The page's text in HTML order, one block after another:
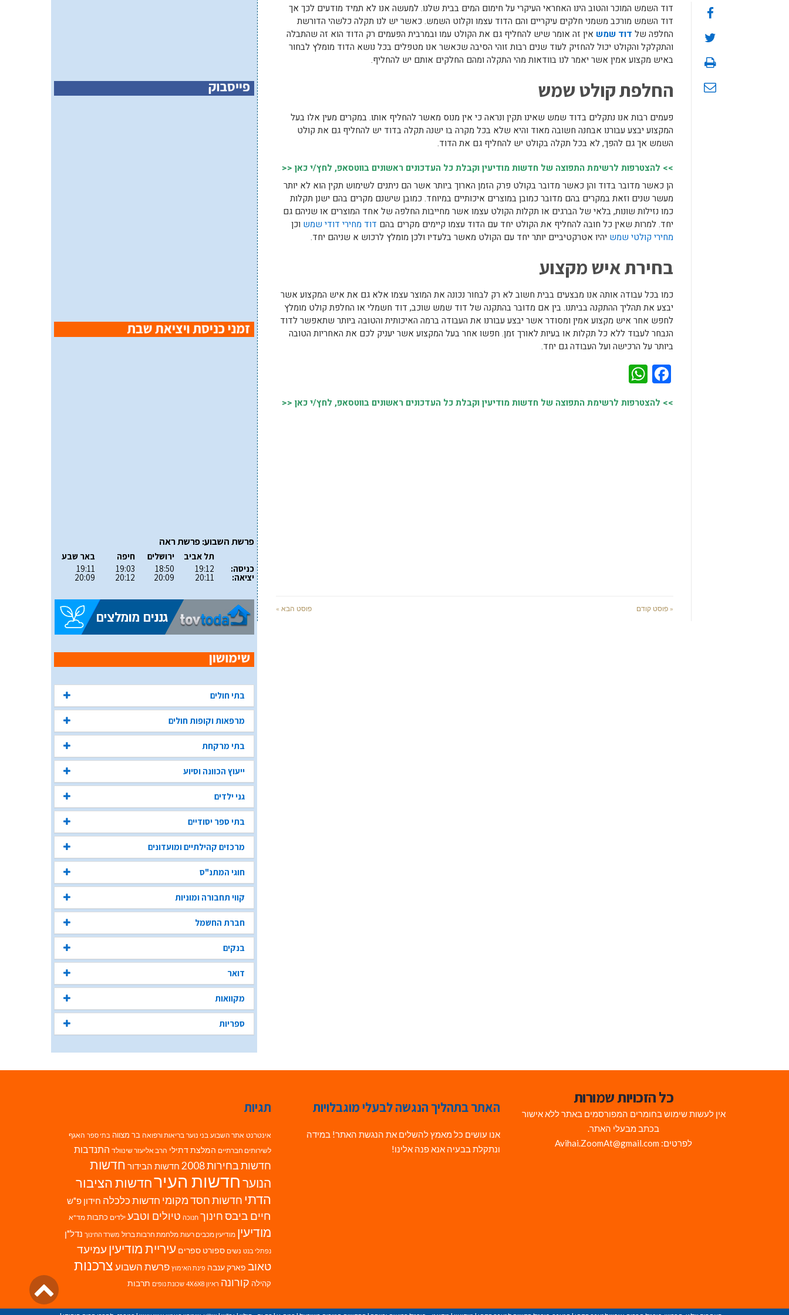
דוד השמש המוכר והטוב הינו האחראי העיקרי על חימום המים בבית שלנו. למעשה אנו לא תמיד מודעים לכך אך
דוד השמש מורכב משמני חלקים עיקריים והם הדוד עצמו וקלוט השמש. כאשר יש לנו תקלה כלשהי הדורשת
החלפה של דוד שמש אין זה אומר שיש להחליף גם את הקולט עמו ובמרבית הפעמים רק הדוד הוא זה שהתבלה
והתקלקל והקולט יכול להחזיק לעוד שנים רבות זוהי הסיבה שכאשר אנו מטפלים בכל נושא הדוד מומלץ לבחור
באיש מקצוע אמין אשר יאמר לנו בוודאות מהי התקלה ומהם החלקים אותם יש להחליף.
החלפת קולט שמש
פעמים רבות אנו נתקלים בדוד שמש שאינו תקין ונראה כי אין מנוס מאשר להחליף אותו. במקרים מעין אלו בעל
המקצוע יבצע עבורנו אבחנה חשובה מאוד והיא שלא בכל מקרה בו ישנה תקלה בדוד יש להחליף גם את קולט
השמש אך גם להפך, לא בכל תקלה בקולט יש להחליף גם את הדוד.
>> להצטרפות לרשימת התפוצה של חדשות מודיעין וקבלת כל העדכונים ראשונים בווטסאפ, לחץ/י כאן <<
הן כאשר מדובר בדוד והן כאשר מדובר בקולט פרק הזמן הארוך ביותר אשר הם ניתנים לשימוש תקין הוא לא יותר
מעשר שנים וזאת במקרים בהם מדובר כמובן במוצרים איכותיים במיוחד. כמובן שישנם מקרים בהם ישנן תקלות
כמו נזילות שונות, בלאי של הברגים או תקלות הקולט עצמו אשר מחייבות החלפה של אחד המוצרים או שניהם גם
יחד. למרות שאין כל חובה להחליף את הקולט יחד עם הדוד עצמו קיימים מקרים בהם דוד מחירי דודי שמש וכן
מחירי קולטי שמש יהיו אטרקטיביים יותר יחד עם הקולט מאשר בלעדיו ולכן מומלץ לרכוש א שניהם יחד.
בחירת איש מקצוע
כמו בכל עבודה אותה אנו מבצעים בבית חשוב לא רק לבחור נכונה את המוצר עצמו אלא גם את איש המקצוע אשר
יבצע את תהליך ההתקנה בביתנו. בין אם מדובר בהתקנה של דוד שמש שוכב, דוד חשמלי או החלפת קולט מומלץ
לחפש אחר איש מקצוע אמין ומסודר אשר יבצע עבורנו את העבודה ברמה האיכותית והטובה ביותר שתאפשר לדוד
הנבחר לעבוד ללא כל תקלות או בעיות לאורך זמן. חפשו אחר בעל המקצוע אשר יעניק לכם את האחריות הטובה
ביותר על הרכישה ועל העבודה גם יחד.
Facebook
>> להצטרפות לרשימת התפוצה של חדשות מודיעין וקבלת כל העדכונים ראשונים בווטסאפ, לחץ/י כאן <<
« פוסט קודם פוסט הבא »
פרשת השבוע: פרשת ראה
כניסה:
יציאה:
תל אביב
19:12
20:11
ירושלים
18:50
20:09
חיפה
19:03
20:12
באר שבע
19:11
20:09
בתי חולים
מרפאות וקופות חולים
בתי מרקחת
ייעוץ הכוונה וסיוע
גני ילדים
בתי ספר יסודיים
מרכזים קהילתיים ומועדונים
חוגי המתנ"ס
קווי תחבורה ומוניות
חברת החשמל
בנקים
דואר
מקוואות
ספריות
כל הזכויות שמורות
אין לעשות שימוש בחומרים המפורסמים באתר ללא אישור
בכתב מבעלי האתר.
לפרטים: Avihai.ZoomAt@gmail.com
האתר בתהליך הנגשה לבעלי מוגבלויות
אנו עושים כל מאמץ להשלים את הנגשת האתר! במידה
ונתקלת בבעיה אנא פנה אלינו!
תגיות
אינטרנט אתר השבוע בני נוער בריאות ורפואה בר מצווה בתי ספר האגף
לשירותים חברתיים המלצת דתילי הרב אליעזר שינוולד התנדבות
חדשות בחירות 2008 חדשות הבידור חדשות
הנוערחדשות העירחדשות הציבור
הדתי חדשות חסד מקומי חדשות כלכלה חידון פ"ש
חיים ביבסחינוך חנוכה טיולים וטבע ילדים כתבות מד"א
מודיעין מודיעין מכבים רעות מלחמת חרבות ברזל משרד החינוך נדל"ן
נפתלי בנט נשים ספורט ספרים עיריית מודיעין עמיעד
טאוב פארק ענבה פינת האימוץ פרשת השבועצרכנות
קהילה קורונה ראיון 4X6X8 שכונת נופים תרבות